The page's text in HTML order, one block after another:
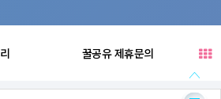
꿀공유 제휴문의